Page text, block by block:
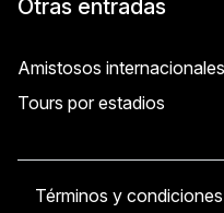
Otras entradas
Amistosos internacionales
Tours por estadios
Términos y condiciones